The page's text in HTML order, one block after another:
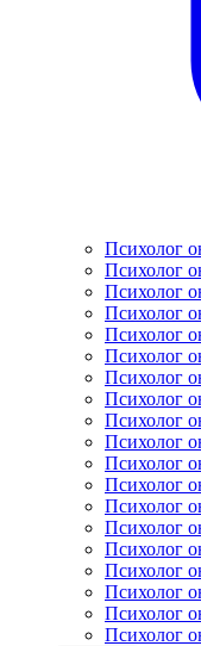
Психолог
Психолог
Психолог
Психолог
Психолог
Психолог
Психолог
Психолог
Психолог
Психолог
Психолог
Психолог
Психолог
Психолог
Психолог
Психолог
Психолог
Психолог
Психолог